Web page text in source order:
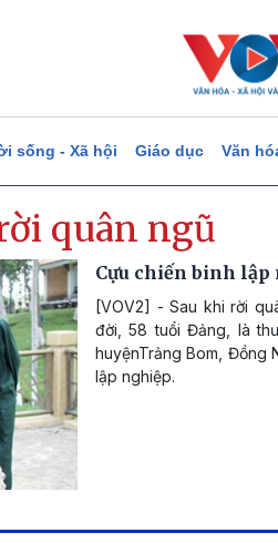
sống - Xã hội Giáo dục Văn
quân ngũ
Cựu chiến binh
[VOV2] - Sau khi rời
đời, 58 tuổi Đảng, là
huyệnTrảng Bom, Đồng
lập nghiệp.